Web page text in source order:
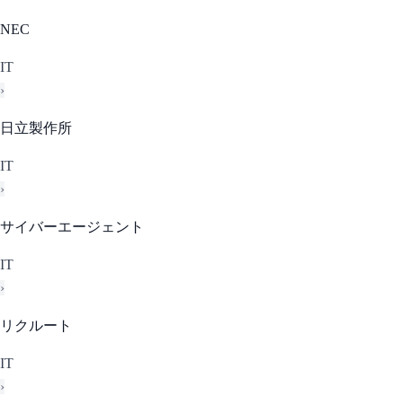
NEC
IT
›
日立製作所
IT
›
サイバーエージェント
IT
›
リクルート
IT
›